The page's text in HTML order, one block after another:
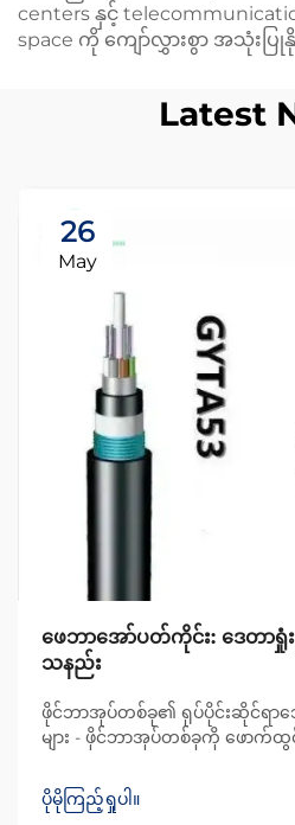
centers နှင့်
space ကို ကျော်လွှားစွာ အသုံးပ
Latest
26
May
ဖေဘာအော်ပတ်ကိုင်း: ဒေတ
သနည်း
ဖိုင်ဘာအုပ်တစ်ခု၏ ရုပ်ပိုင်းဆိုင်ရာဘ
များ - ဖိုင်ဘာအုပ်တစ်ခုကို ဖောက်ထွ
ခက်ခဲသည့်အကြောင်းရင်းမှာ အခြ
လျှပ်စစ်သ...
ပိုမိုကြည့်ရှုပါ။